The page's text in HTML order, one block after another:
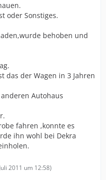
oder Sonstiges.
behoben und
das der Wagen in 3 Jahren
Autohaus
fahren ,konnte es
ihn wohl bei Dekra
2011 um 12:58)